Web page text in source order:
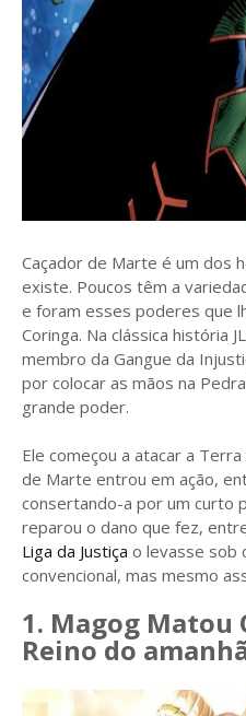
Caçador de Marte é um dos
existe. Poucos têm a
e foram esses poderes que
Coringa. Na clássica história
membro da Gangue da
por colocar as mãos na
grande poder.
Ele começou a atacar a
de Marte entrou em ação,
consertando-a por um curto
reparou o dano que fez,
Liga da Justiça o levasse sob
convencional, mas mesmo
1. Magog Matou
Reino do